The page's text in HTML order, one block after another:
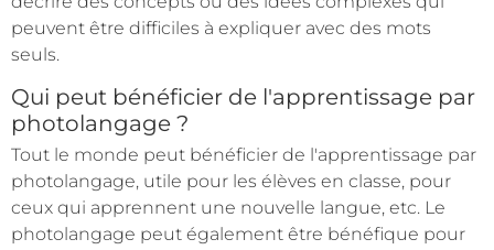
peuvent être difficiles à expliquer avec des mots
seuls.
Qui peut bénéficier de l'apprentissage par
photolangage ?
Tout le monde peut bénéficier de l'apprentissage par
photolangage, utile pour les élèves en classe, pour
ceux qui apprennent une nouvelle langue, etc. Le
photolangage peut également être bénéfique pour